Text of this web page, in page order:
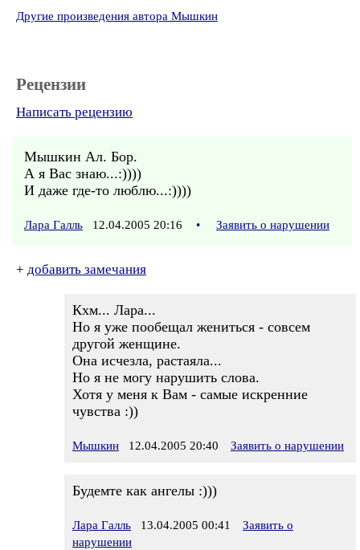
Другие произведения автора Мышкин
Рецензии
Написать рецензию
Мышкин Ал. Бор.
А я Вас знаю...:))))
И даже где-то люблю...:))))
Лара Галль 12.04.2005 20:16 • Заявить о нарушении
+ добавить замечания
Кхм... Лара...
Но я уже пообещал жениться - совсем
другой женщине.
Она исчезла, растаяла...
Но я не могу нарушить слова.
Хотя у меня к Вам - самые искренние
чувства :))
Мышкин 12.04.2005 20:40 Заявить о нарушении
Будемте как ангелы :)))
Лара Галль 13.04.2005 00:41
Заявить о
нарушении